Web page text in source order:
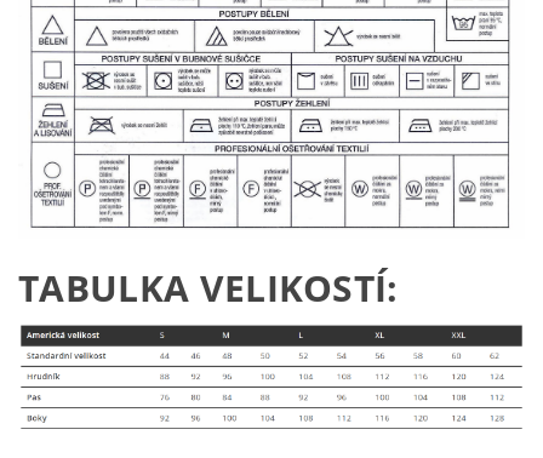
TABULKA VELIKOSTÍ: